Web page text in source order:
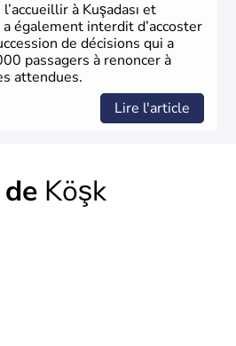
à Kuşadası et
également interdit d’accoster
de décisions qui a
passagers à renoncer à
attendues.
Lire l'article
Köşk